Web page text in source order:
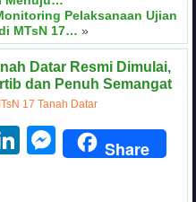
Pelaksanaan Ujian
MTsN 17… »
Datar Resmi Dimulai,
dan Penuh Semangat
17 Tanah Datar
LinkedIn
Share